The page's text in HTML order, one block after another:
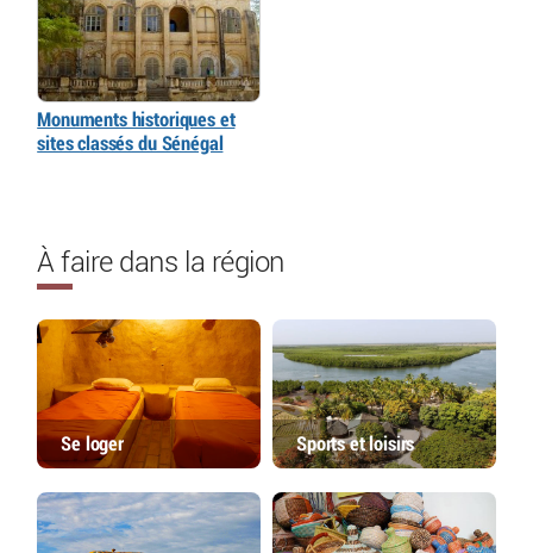
Monuments historiques et
sites classés du Sénégal
À faire dans la région
Se loger Sports et loisirs